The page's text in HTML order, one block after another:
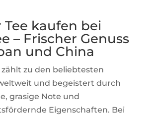
Tee kaufen bei
– Frischer Genuss
und China
zählt zu den beliebtesten
und begeistert durch
grasige Note und
Eigenschaften. Bei